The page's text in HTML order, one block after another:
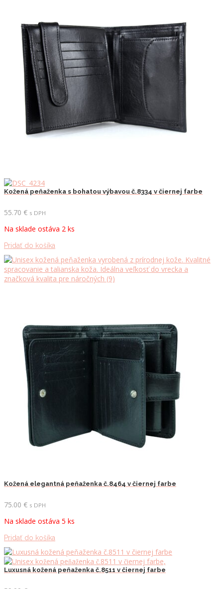
Kožená peňaženka s bohatou výbavou č.8334 v čiernej farbe
55.70 € s DPH
Na sklade ostáva 2 ks
Pridať do košíka
Kožená elegantná peňaženka č.8464 v čiernej farbe
75.00 € s DPH
Na sklade ostáva 5 ks
Pridať do košíka
Luxusná kožená peňaženka č.8511 v čiernej farbe